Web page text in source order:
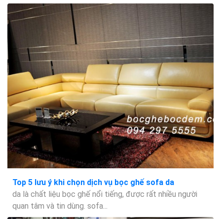
Top 5 lưu ý khi chọn dịch vụ bọc ghế sofa da
da là chất liệu bọc ghế nổi tiếng, được rất nhiều người
quan tâm và tin dùng. sofa...